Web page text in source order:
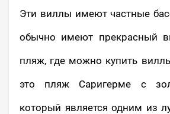
Эти виллы имеют частные
обычно имеют прекрасный
пляж, где можно купить
это пляж Саригерме с
который является одним из